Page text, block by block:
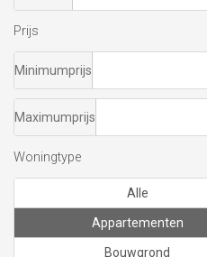
Prijs
Minimumprijs
Maximumprijs
Woningtype
Alle
Appartementen
Bouwgrond